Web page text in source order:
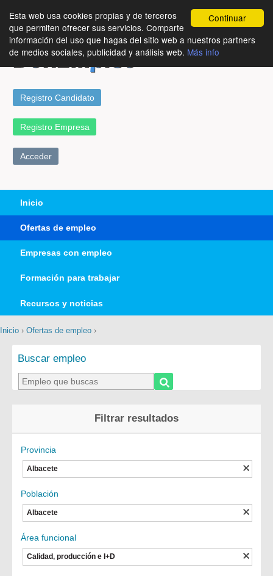
Continuar
Esta web usa cookies propias y de terceros
que permiten ofrecer sus servicios. Comparte
información del uso que hagas del sitio web a nuestros partners
de medios sociales, publicidad y análisis web. Más info
Registro Candidato
Registro Empresa
Acceder
Inicio
Ofertas de empleo
Empresas con empleo
Formación para trabajar
Recursos y noticias
Inicio › Ofertas de empleo ›
Buscar empleo
Filtrar resultados
Provincia
Albacete
Población
Albacete
Área funcional
Calidad, producción e I+D